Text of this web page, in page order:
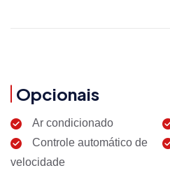
Opcionais
Ar condicionado
Controle automático de
velocidade